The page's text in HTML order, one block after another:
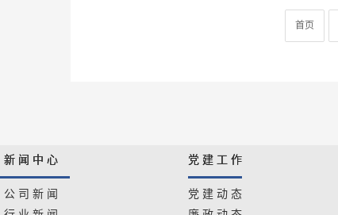
首页
新 闻 中 心
公 司 新 闻
党 建 工 作
党 建 动 态